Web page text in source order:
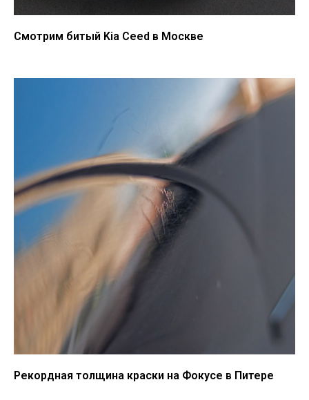
Смотрим битый Kia Ceed в Москве
Рекордная толщина краски на Фокусе в Питере